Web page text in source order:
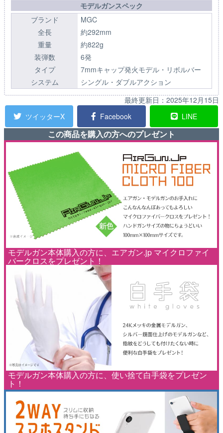
モデルガンスペック
ブランド
MGC
全長
約292mm
重量
約822g
装弾数
6発
タイプ
7mmキャップ発火モデル・リボルバー
システム
シングル・ダブルアクション
最終更新日： 2025年12月15日
ツイッターX
Facebook LINE
この商品を購入の方へのプレゼント
モデルガン本体購入の方に、エアガン.jp マイクロファイ
バークロスをプレゼント！
モデルガン本体購入の方に、使い捨て白手袋をプレゼン
ト！